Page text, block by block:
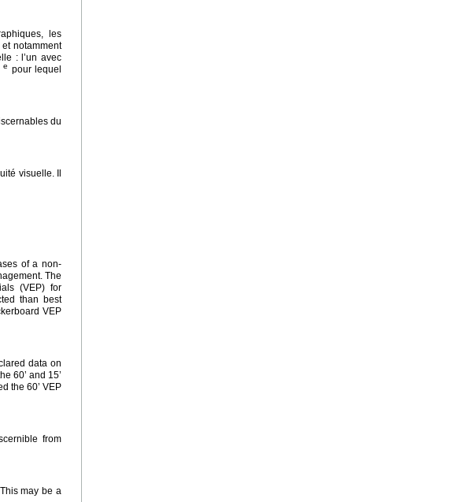
les
notamment
: l’un avec
e pour lequel
du
visuelle. Il
of a non-
The
(VEP) for
than best
VEP
data on
60’ and 15’
the 60’ VEP
from
may be a